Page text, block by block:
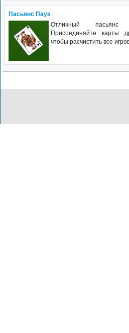
Пасьянс Паук
Отличный
Присоединяйте карты
чтобы расчистить все